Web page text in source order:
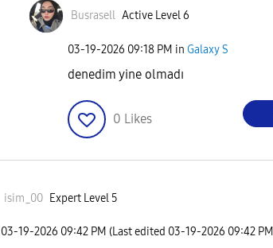
Busrasell Active Level 6
‎03-19-2026 09:18 PM in Galaxy S
denedim yine olmadı
0 Likes
isim_00 Expert Level 5
‎03-19-2026 09:42 PM (Last edited ‎03-19-2026 09:42 PM